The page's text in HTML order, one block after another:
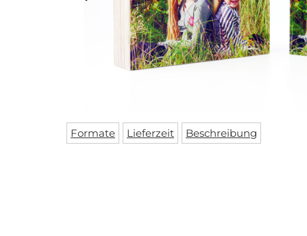
Formate Lieferzeit Beschreibung